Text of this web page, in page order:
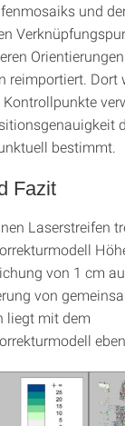
und
reimportiert. Dort
bestimmt.
Fazit
Laserstreifen
von 1 cm
von
liegt mit dem